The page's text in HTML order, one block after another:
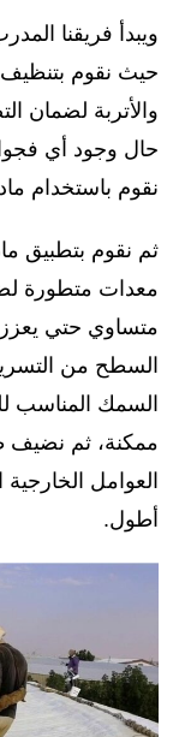
ويبدأ فريقنا
حيث نقوم
والأتربة لضمان
حال وجود أي
نقوم باستخدام
ثم نقوم بتطبيق
معدات متطورة
متساوي حتي يعزز
السطح من
السمك المناسب
ممكنة، ثم نضيف
العوامل
أطول.